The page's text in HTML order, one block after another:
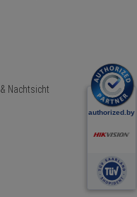
Nachtsicht